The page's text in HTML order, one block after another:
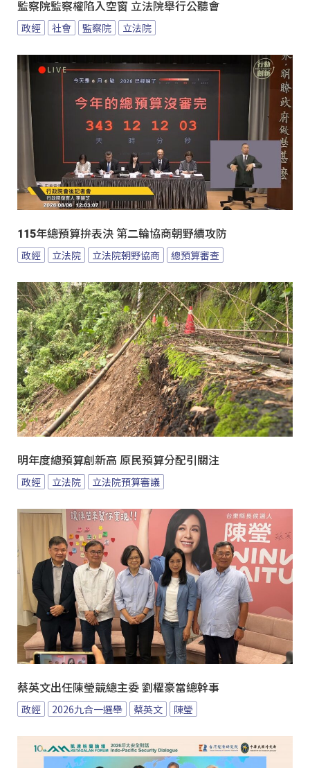
監察院監察權陷入空窗 立法院舉行公聽會
政經 社會 監察院 立法院
115年總預算拚表決 第二輪協商朝野續攻防
政經 立法院 立法院朝野協商 總預算審查
明年度總預算創新高 原民預算分配引關注
政經 立法院 立法院預算審議
蔡英文出任陳瑩競總主委 劉櫂豪當總幹事
政經 2026九合一選舉 蔡英文 陳瑩